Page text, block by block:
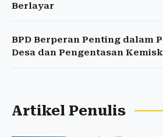
Berlayar
BPD Berperan Penting dalam
Desa dan Pengentasan
Artikel Penulis